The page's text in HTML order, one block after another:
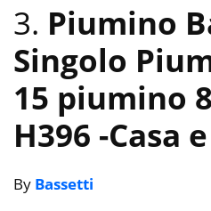
3. Piumino
Singolo
15 piumino
H396 -Casa
By Bassetti